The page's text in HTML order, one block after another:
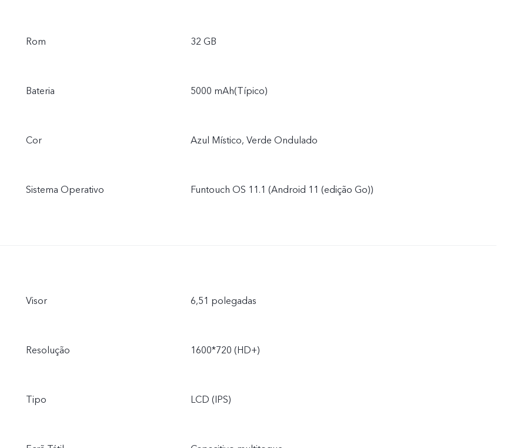
Rom 32 GB
Bateria 5000 mAh(Típico)
Cor Azul Místico, Verde Ondulado
Sistema Operativo Funtouch OS 11.1 (Android 11 (edição Go))
Visor 6,51 polegadas
Resolução 1600*720 (HD+)
Tipo LCD (IPS)